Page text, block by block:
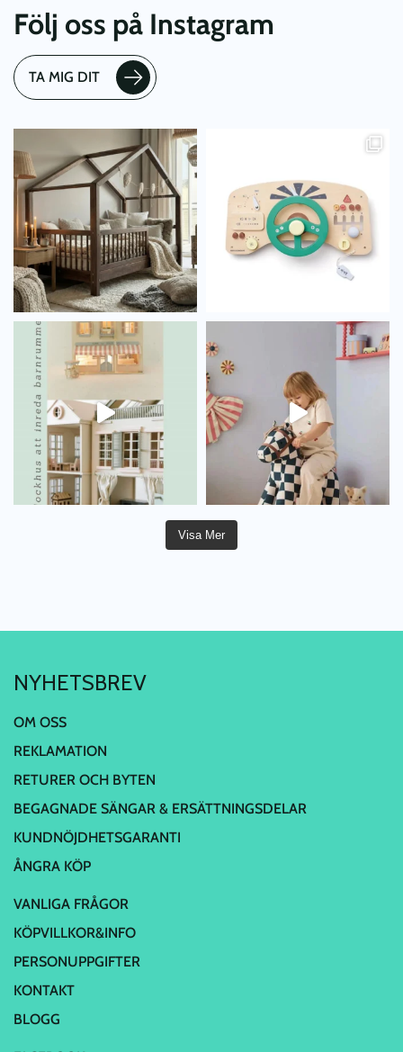
Följ oss på Instagram
TA MIG DIT
Visa Mer
NYHETSBREV
OM OSS
REKLAMATION
RETURER OCH BYTEN
BEGAGNADE SÄNGAR & ERSÄTTNINGSDELAR
KUNDNÖJDHETSGARANTI
ÅNGRA KÖP
VANLIGA FRÅGOR
KÖPVILLKOR&INFO
PERSONUPPGIFTER
KONTAKT
BLOGG